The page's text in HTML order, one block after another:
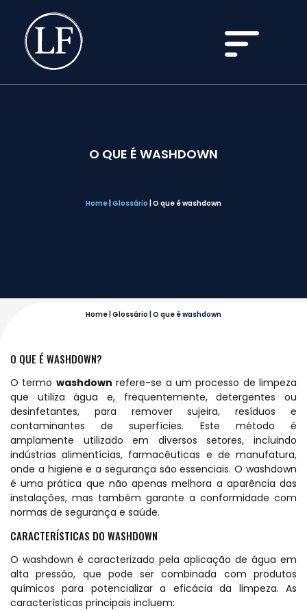
O QUE É WASHDOWN
Home Glossário O que é washdown
Home Glossário O que é washdown
O QUE É WASHDOWN?
O termo washdown refere-se a um processo de limpeza
que utiliza água e, frequentemente, detergentes ou
desinfetantes, para remover sujeira, resíduos e
contaminantes de superfícies. Este método é
amplamente utilizado em diversos setores, incluindo
indústrias alimentícias, farmacêuticas e de manufatura,
onde a higiene e a segurança são essenciais. O washdown
é uma prática que não apenas melhora a aparência das
instalações, mas também garante a conformidade com
normas de segurança e saúde.
CARACTERÍSTICAS DO WASHDOWN
O washdown é caracterizado pela aplicação de água em
alta pressão, que pode ser combinada com produtos
químicos para potencializar a eficácia da limpeza. As
características principais incluem: